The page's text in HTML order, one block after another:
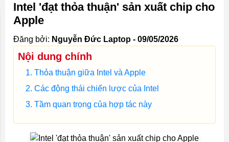
Intel 'đạt thỏa thuận' sản xuất chip cho
Apple
Đăng bởi: Nguyễn Đức Laptop - 09/05/2026
Nội dung chính
Thỏa thuận giữa Intel và Apple
Các động thái chiến lược của Intel
Tầm quan trọng của hợp tác này